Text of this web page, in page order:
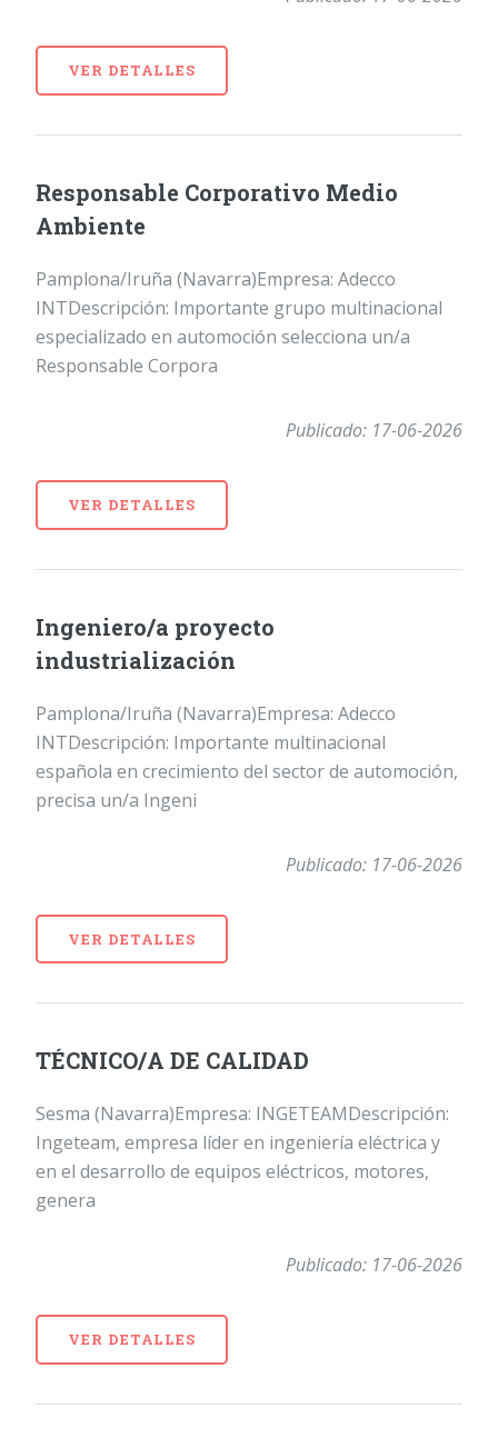
VER DETALLES
Responsable Corporativo Medio
Ambiente
Pamplona/Iruña (Navarra)Empresa: Adecco
INTDescripción: Importante grupo multinacional
especializado en automoción selecciona un/a
Responsable Corpora
Publicado: 17-06-2026
VER DETALLES
Ingeniero/a proyecto
industrialización
Pamplona/Iruña (Navarra)Empresa: Adecco
INTDescripción: Importante multinacional
española en crecimiento del sector de automoción,
precisa un/a Ingeni
Publicado: 17-06-2026
VER DETALLES
TÉCNICO/A DE CALIDAD
Sesma (Navarra)Empresa: INGETEAMDescripción:
Ingeteam, empresa líder en ingeniería eléctrica y
en el desarrollo de equipos eléctricos, motores,
genera
Publicado: 17-06-2026
VER DETALLES